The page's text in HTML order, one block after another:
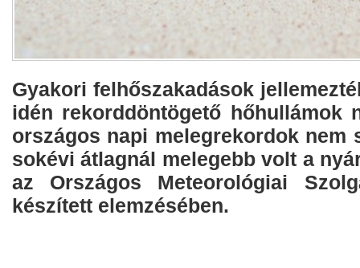
Gyakori felhőszakadások
idén rekorddöntögető hőhullámok
országos napi melegrekordok nem
sokévi átlagnál melegebb volt a
az Országos Meteorológiai
készített elemzésében.